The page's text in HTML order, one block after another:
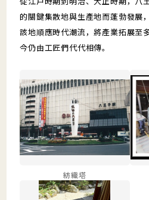
的關鍵集散地與生產地而蓬勃發展
該地順應時代潮流，將產業拓展至
今仍由工匠們代代相傳。
紡織塔